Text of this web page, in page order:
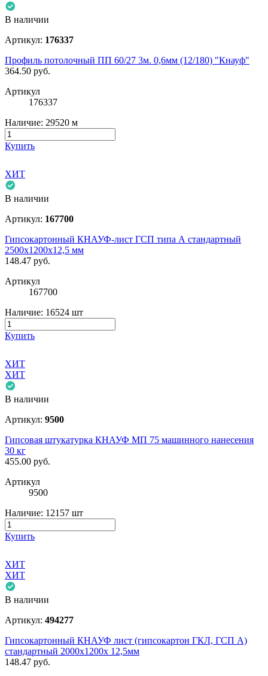
В наличии
Артикул: 176337
Профиль потолочный ПП 60/27 3м. 0,6мм (12/180) "Кнауф"
364.50 руб.
Артикул
176337
Наличие: 29520 м
Купить
ХИТ
В наличии
Артикул: 167700
Гипсокартонный КНАУФ-лист ГСП типа А стандартный
2500x1200x12,5 мм
148.47 руб.
Артикул
167700
Наличие: 16524 шт
Купить
ХИТ
ХИТ
В наличии
Артикул: 9500
Гипсовая штукатурка КНАУФ МП 75 машинного нанесения
30 кг
455.00 руб.
Артикул
9500
Наличие: 12157 шт
Купить
ХИТ
ХИТ
В наличии
Артикул: 494277
Гипсокартонный КНАУФ лист (гипсокартон ГКЛ, ГСП А)
стандартный 2000x1200x 12,5мм
148.47 руб.